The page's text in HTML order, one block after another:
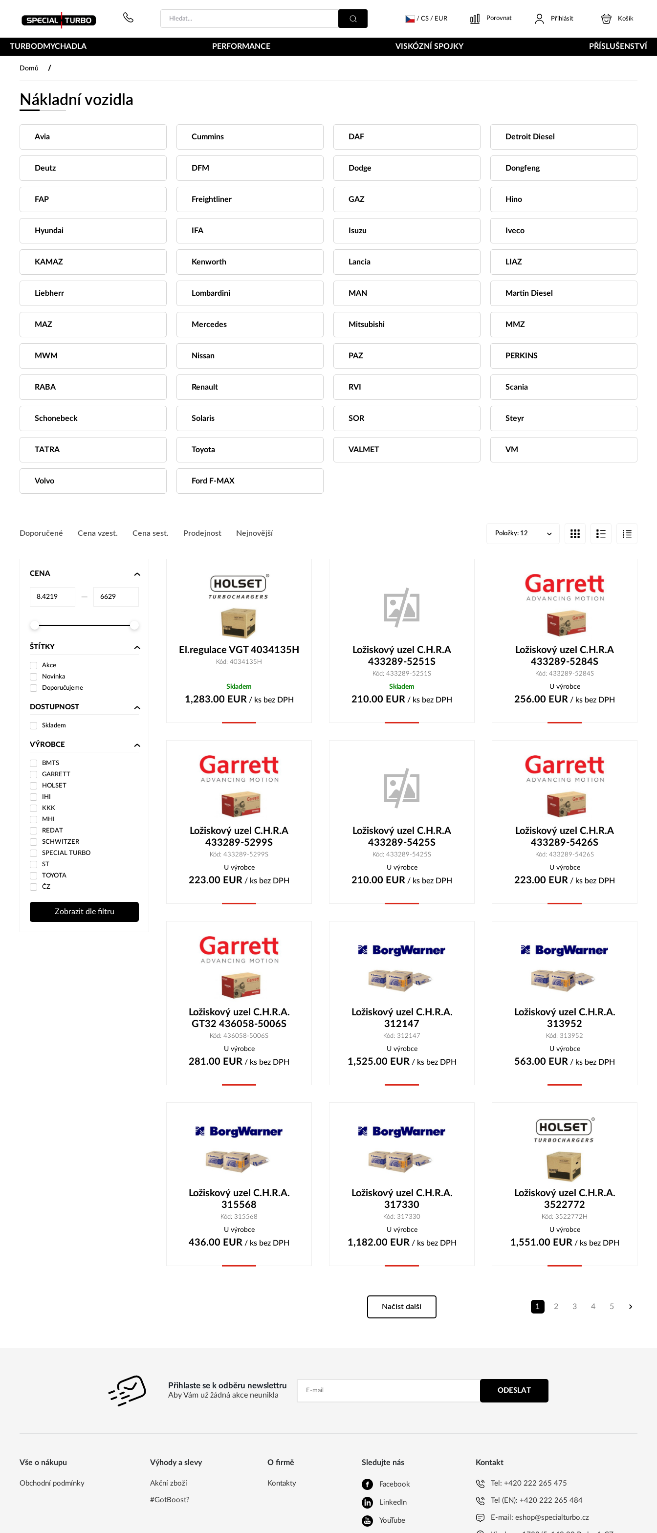
/ CS / EUR Porovnat Přihlásit Košík
TURBODMYCHADLA PERFORMANCE VISKÓZNÍ SPOJKY PŘÍSLUŠENSTVÍ
Domů /
Nákladní vozidla
Avia Cummins DAF Detroit Diesel
Deutz DFM Dodge Dongfeng
FAP Freightliner GAZ Hino
Hyundai IFA Isuzu Iveco
KAMAZ Kenworth Lancia LIAZ
Liebherr Lombardini MAN Martin Diesel
MAZ Mercedes Mitsubishi MMZ
MWM Nissan PAZ PERKINS
RABA Renault RVI Scania
Schonebeck Solaris SOR Steyr
TATRA Toyota VALMET VM
Volvo Ford F-MAX
Doporučené Cena vzest. Cena sest. Prodejnost Nejnovější Položky: 12
CENA
–⁠
ŠTÍTKY
Akce
Novinka
Doporučujeme
DOSTUPNOST
Skladem
VÝROBCE
BMTS
GARRETT
HOLSET
IHI
KKK
MHI
REDAT
SCHWITZER
SPECIAL TURBO
ST
TOYOTA
ČZ
Zobrazit dle filtru
El.regulace VGT 4034135H
Kód: 4034135H
Skladem
1,283.00 EUR / ks bez DPH
Ložiskový uzel C.H.R.A
433289-5251S
Kód: 433289-5251S
Skladem
210.00 EUR / ks bez DPH
Ložiskový uzel C.H.R.A
433289-5284S
Kód: 433289-5284S
U výrobce
256.00 EUR / ks bez DPH
Ložiskový uzel C.H.R.A
433289-5299S
Kód: 433289-5299S
U výrobce
223.00 EUR / ks bez DPH
Ložiskový uzel C.H.R.A
433289-5425S
Kód: 433289-5425S
U výrobce
210.00 EUR / ks bez DPH
Ložiskový uzel C.H.R.A
433289-5426S
Kód: 433289-5426S
U výrobce
223.00 EUR / ks bez DPH
Ložiskový uzel C.H.R.A.
GT32 436058-5006S
Kód: 436058-5006S
U výrobce
281.00 EUR / ks bez DPH
Ložiskový uzel C.H.R.A.
312147
Kód: 312147
U výrobce
1,525.00 EUR / ks bez DPH
Ložiskový uzel C.H.R.A.
313952
Kód: 313952
U výrobce
563.00 EUR / ks bez DPH
Ložiskový uzel C.H.R.A.
315568
Kód: 315568
U výrobce
436.00 EUR / ks bez DPH
Ložiskový uzel C.H.R.A.
317330
Kód: 317330
U výrobce
1,182.00 EUR/ ks bez DPH
Ložiskový uzel C.H.R.A.
3522772
Kód: 3522772H
U výrobce
1,551.00 EUR/ ks bez DPH
Načíst další 1 2 3 4 5
Přihlaste se k odběru newslettru
Aby Vám už žádná akce neunikla
ODESLAT
Vše o nákupu
Obchodní podmínky
Výhody a slevy
Akční zboží
#GotBoost?
O firmě
Kontakty
Sledujte nás
Facebook
LinkedIn
YouTube
Kontakt
Tel:+420 222 265 475
Tel (EN):+420 222 265 484
E-mail:eshop@specialturbo.cz